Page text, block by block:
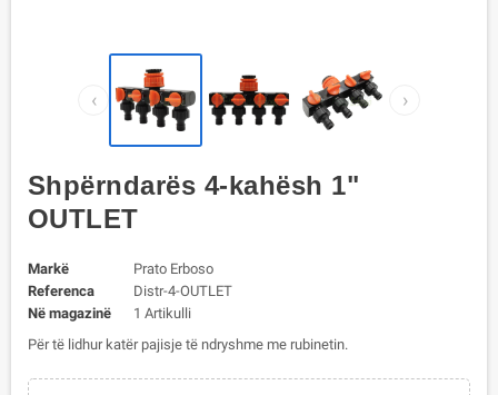
‹ ›
Shpërndarës 4-kahësh 1"
OUTLET
Markë
Prato Erboso
Referenca
Distr-4-OUTLET
Në magazinë
1 Artikulli
Për të lidhur katër pajisje të ndryshme me rubinetin.